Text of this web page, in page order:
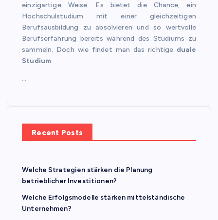
einzigartige Weise. Es bietet die Chance, ein
Hochschulstudium mit einer gleichzeitigen
Berufsausbildung zu absolvieren und so wertvolle
Berufserfahrung bereits während des Studiums zu
sammeln. Doch wie findet man das richtige duale
Studium
…
Recent Posts
Welche Strategien stärken die Planung
betrieblicher Investitionen?
Welche Erfolgsmodelle stärken mittelständische
Unternehmen?